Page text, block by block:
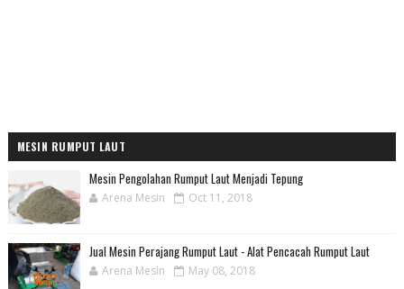
MESIN RUMPUT LAUT
Mesin Pengolahan Rumput Laut Menjadi Tepung
Arena Mesin Oct 11, 2018
Jual Mesin Perajang Rumput Laut - Alat Pencacah Rumput Laut
Arena Mesin May 08, 2018